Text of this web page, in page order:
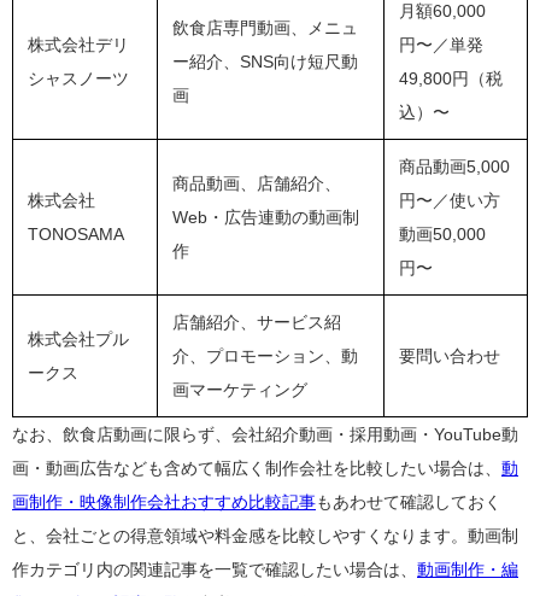
株式会社デリ
シャスノーツ
飲食店専門動画、メニュ
ー紹介、SNS向け短尺動
画
月額60,000
円〜／単発
49,800円（税
込）〜
株式会社
TONOSAMA
商品動画、店舗紹介、
Web・広告連動の動画制
作
商品動画5,000
円〜／使い方
動画50,000
円〜
株式会社プル
ークス
店舗紹介、サービス紹
介、プロモーション、動
画マーケティング
要問い合わせ
なお、飲食店動画に限らず、会社紹介動画・採用動画・YouTube動
画・動画広告なども含めて幅広く制作会社を比較したい場合は、 動
画制作・映像制作会社おすすめ比較記事もあわせて確認しておく
と、会社ごとの得意領域や料金感を比較しやすくなります。動画制
作カテゴリ内の関連記事を一覧で確認したい場合は、 動画制作・編